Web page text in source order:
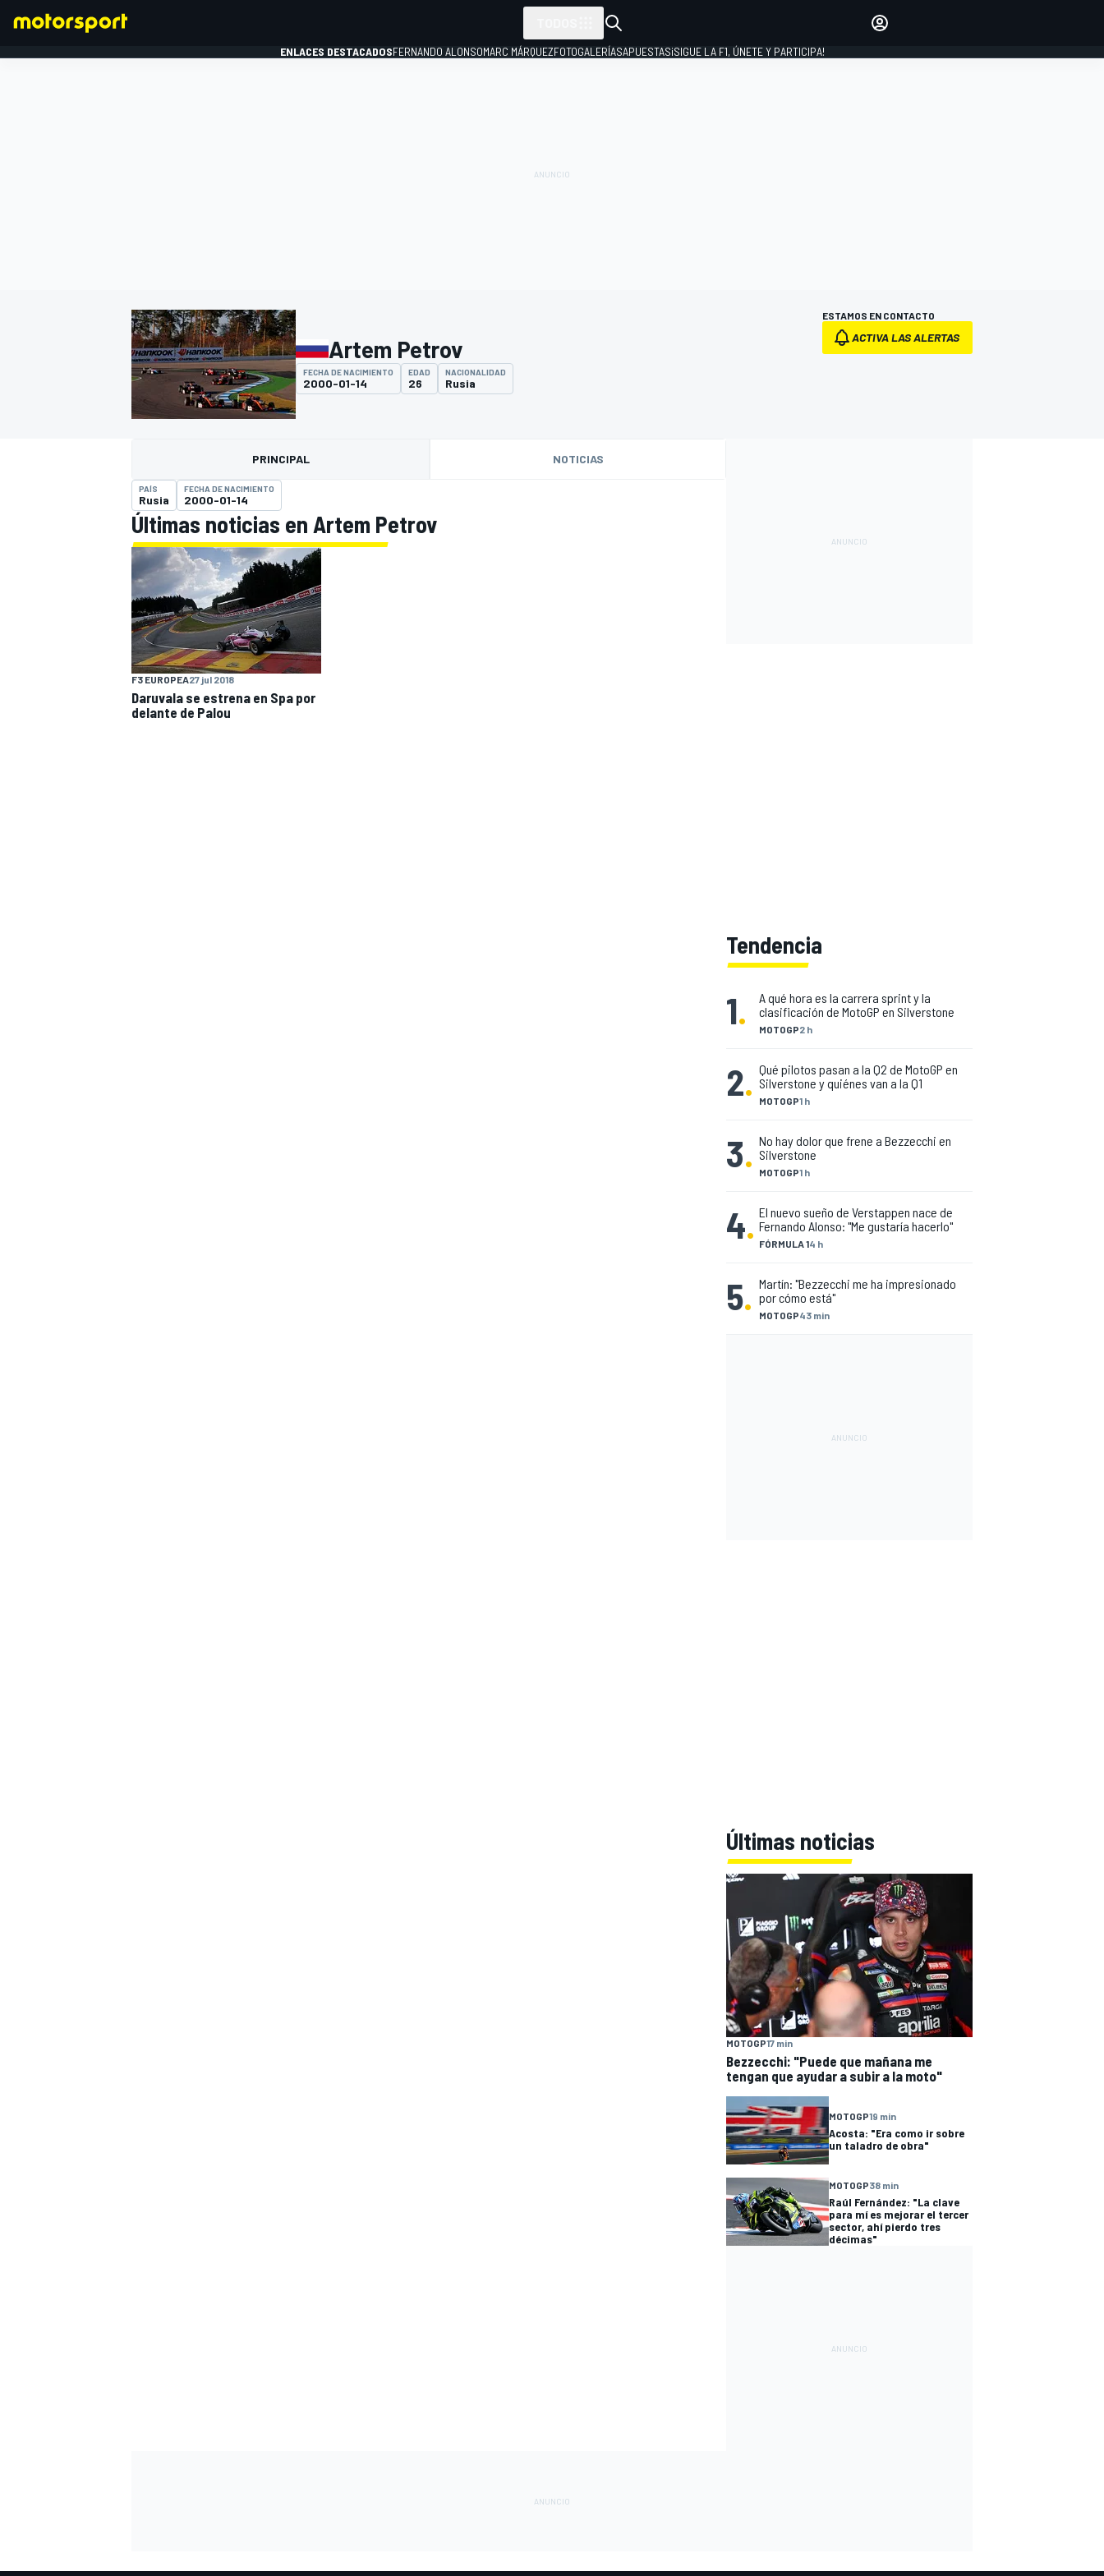
INDYCAR
WEC FÓRMULA E
ENLACES DESTACADOSFERNANDO ALONSOMARC MÁRQUEZFOTOGALERÍASAPUESTAS¡SIGUE LA F1, ÚNETE Y PARTICIPA!
Artem Petrov
FECHA DE NACIMIENTO
2000-01-14
EDAD
26
NACIONALIDAD
Rusia
ESTAMOS EN CONTACTO
ACTIVA LAS ALERTAS
PRINCIPAL NOTICIAS
PAÍS
Rusia
FECHA DE NACIMIENTO
2000-01-14
Últimas noticias en Artem Petrov
F3 EUROPEA27 jul 2018
Daruvala se estrena en Spa por
delante de Palou
Tendencia
1. MOTOGP2 h
A qué hora es la carrera sprint y la
clasificación de MotoGP en Silverstone
2. MOTOGP1 h
Qué pilotos pasan a la Q2 de MotoGP en
Silverstone y quiénes van a la Q1
3. MOTOGP1 h
No hay dolor que frene a Bezzecchi en
Silverstone
4. FÓRMULA 14 h
El nuevo sueño de Verstappen nace de
Fernando Alonso: "Me gustaría hacerlo"
5. MOTOGP43 min
Martín: "Bezzecchi me ha impresionado
por cómo está"
Últimas noticias
MOTOGP17 min
Bezzecchi: "Puede que mañana me
tengan que ayudar a subir a la moto"
MOTOGP19 min
Acosta: "Era como ir sobre
un taladro de obra"
MOTOGP38 min
Raúl Fernández: "La clave
para mí es mejorar el tercer
sector, ahí pierdo tres
décimas"